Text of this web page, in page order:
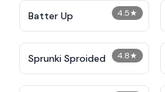
4.5★
Batter Up
4.8★
Sprunki Sproided